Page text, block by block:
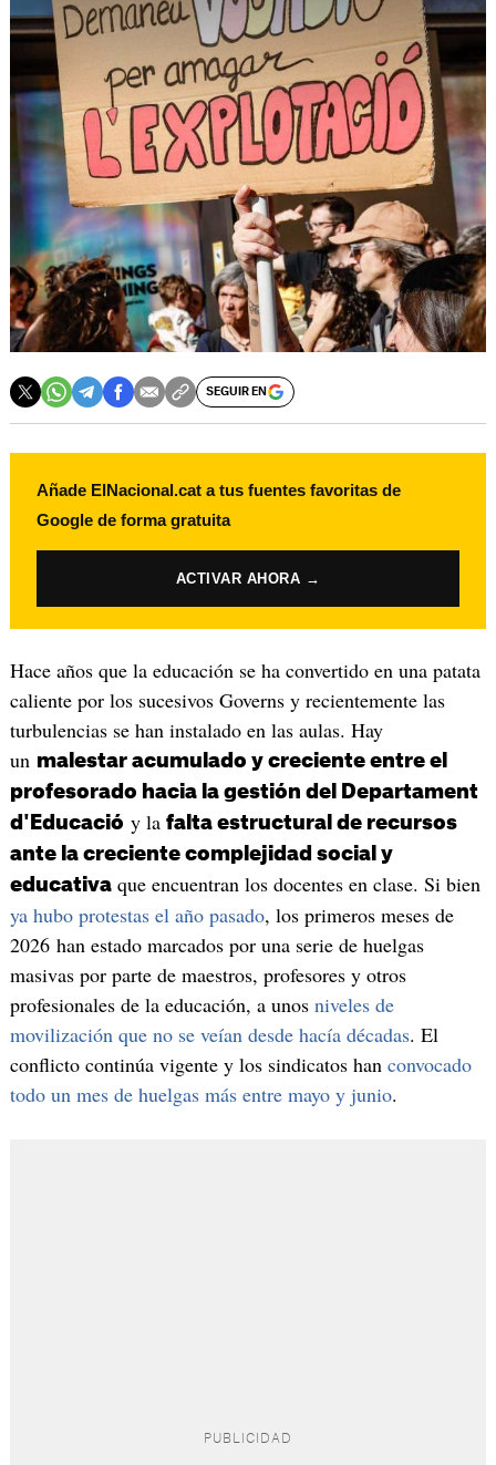
SEGUIR EN
Añade ElNacional.cat a tus fuentes favoritas de
Google de forma gratuita
ACTIVAR AHORA →
Hace años que la educación se ha convertido en una patata
caliente por los sucesivos Governs y recientemente las
turbulencias se han instalado en las aulas. Hay
un malestar acumulado y creciente entre el
profesorado hacia la gestión del Departament
d'Educació y la falta estructural de recursos
ante la creciente complejidad social y
educativaque encuentran los docentes en clase. Si bien
ya hubo protestas el año pasado, los primeros meses de
2026 han estado marcados por una serie de huelgas
masivas por parte de maestros, profesores y otros
profesionales de la educación, a unos niveles de
movilización que no se veían desde hacía décadas. El
conflicto continúa vigente y los sindicatos han convocado
todo un mes de huelgas más entre mayo y junio.